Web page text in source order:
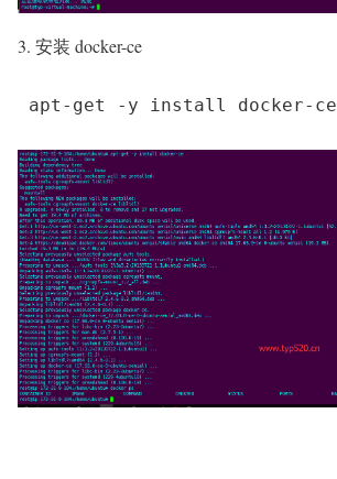
3. 安装 docker-ce
apt-get -y install docker-ce